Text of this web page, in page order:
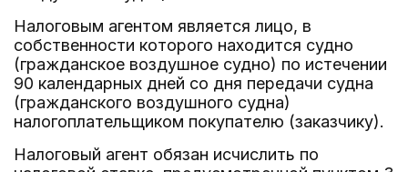
Налоговым агентом является лицо, в
собственности которого находится судно
(гражданское воздушное судно) по истечении
90 календарных дней со дня передачи судна
(гражданского воздушного судна)
налогоплательщиком покупателю (заказчику).
Налоговый агент обязан исчислить по